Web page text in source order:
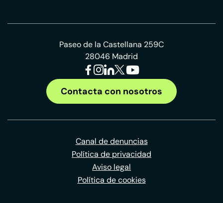
Paseo de la Castellana 259C
28046 Madrid
Contacta con nosotros
Canal de denuncias
Política de privacidad
Aviso legal
Política de cookies